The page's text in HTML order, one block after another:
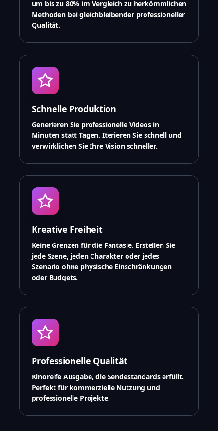
um bis zu 80% im Vergleich zu herkömmlichen
Methoden bei gleichbleibender professioneller
Qualität.
Schnelle Produktion
Generieren Sie professionelle Videos in
Minuten statt Tagen. Iterieren Sie schnell und
verwirklichen Sie Ihre Vision schneller.
Kreative Freiheit
Keine Grenzen für die Fantasie. Erstellen Sie
jede Szene, jeden Charakter oder jedes
Szenario ohne physische Einschränkungen
oder Budgets.
Professionelle Qualität
Kinoreife Ausgabe, die Sendestandards erfüllt.
Perfekt für kommerzielle Nutzung und
professionelle Projekte.